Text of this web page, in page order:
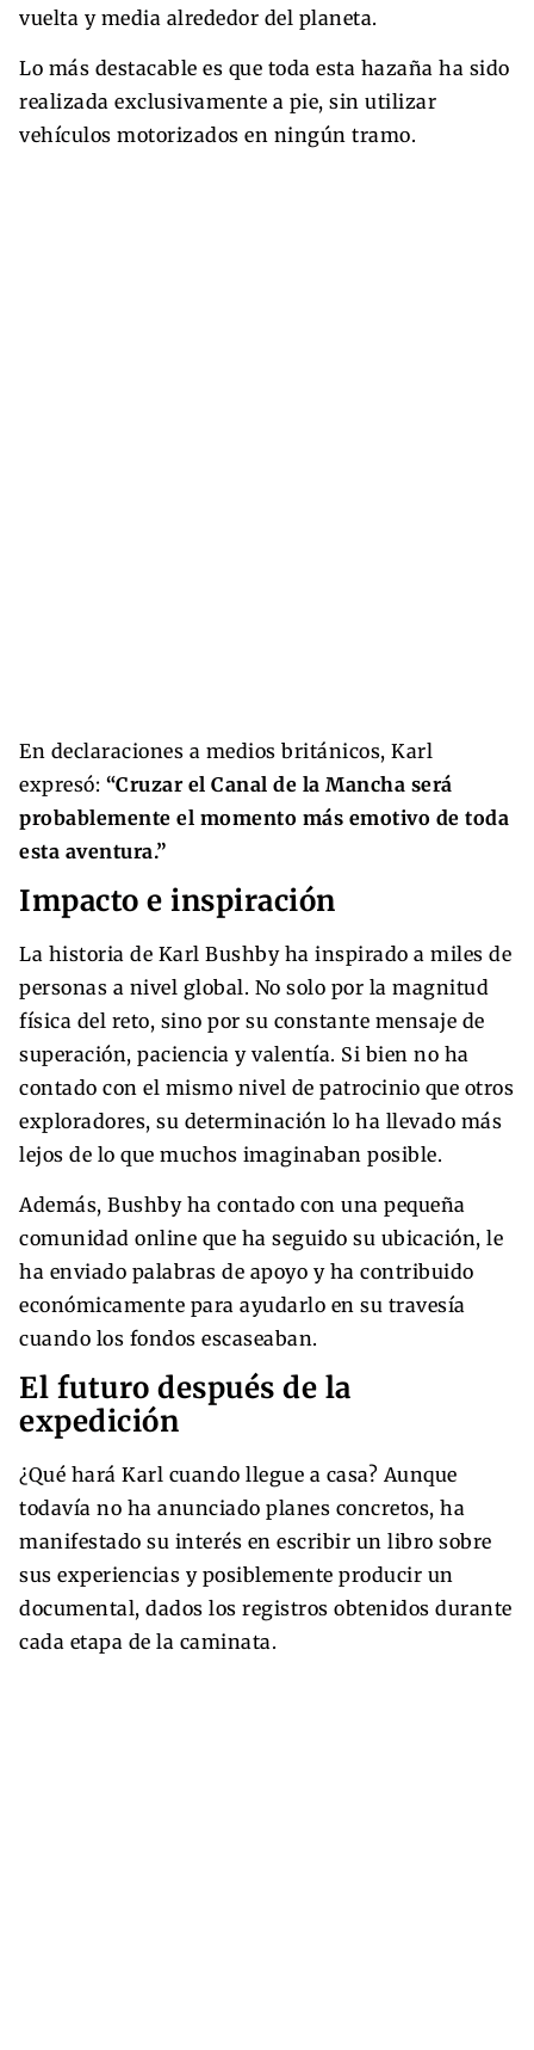
vuelta y media alrededor del planeta.
Lo más destacable es que toda esta hazaña ha sido
realizada exclusivamente a pie, sin utilizar
vehículos motorizados en ningún tramo.
En declaraciones a medios británicos, Karl
expresó: “Cruzar el Canal de la Mancha será
probablemente el momento más emotivo de toda
esta aventura.”
Impacto e inspiración
La historia de Karl Bushby ha inspirado a miles de
personas a nivel global. No solo por la magnitud
física del reto, sino por su constante mensaje de
superación, paciencia y valentía. Si bien no ha
contado con el mismo nivel de patrocinio que otros
exploradores, su determinación lo ha llevado más
lejos de lo que muchos imaginaban posible.
Además, Bushby ha contado con una pequeña
comunidad online que ha seguido su ubicación, le
ha enviado palabras de apoyo y ha contribuido
económicamente para ayudarlo en su travesía
cuando los fondos escaseaban.
El futuro después de la
expedición
¿Qué hará Karl cuando llegue a casa? Aunque
todavía no ha anunciado planes concretos, ha
manifestado su interés en escribir un libro sobre
sus experiencias y posiblemente producir un
documental, dados los registros obtenidos durante
cada etapa de la caminata.